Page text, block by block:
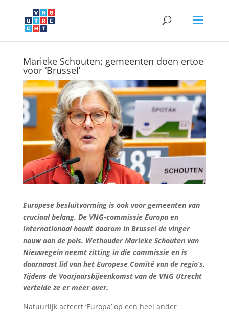
Marieke Schouten: gemeenten doen ertoe
voor ‘Brussel’
Europese besluitvorming is ook voor gemeenten van
cruciaal belang. De VNG-commissie Europa en
Internationaal houdt daarom in Brussel de vinger
nauw aan de pols. Wethouder Marieke Schouten van
Nieuwegein neemt zitting in die commissie en is
daarnaast lid van het Europese Comité van de regio’s.
Tijdens de Voorjaarsbijeenkomst van de VNG Utrecht
vertelde ze er meer over.
Natuurlijk acteert ‘Europa’ op een heel ander